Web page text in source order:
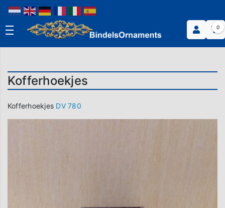
0
Kofferhoekjes
Kofferhoekjes DV 780